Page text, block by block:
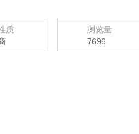
质
浏览量
7696